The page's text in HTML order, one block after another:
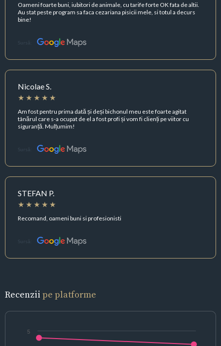
Oameni foarte buni, iubitori de animale, cu tarife forte OK fata de altii.
Au stat peste program sa faca cezariana pisicii mele, si totul a decurs
bine!
Sursă:
Nicolae S.
Am fost pentru prima dată și deși bichonul meu este foarte agitat
tânărul care s-a ocupat de el a fost profi și vom fi clienți pe viitor cu
siguranță. Mulțumim!
Sursă:
STEFAN P.
Recomand, oameni buni si profesionisti
Sursă:
Recenzii pe platforme
5